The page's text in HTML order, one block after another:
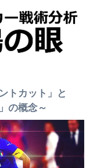
トカット」と
の概念～